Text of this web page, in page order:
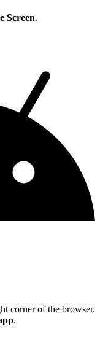
Screen.
corner of the browser.
.